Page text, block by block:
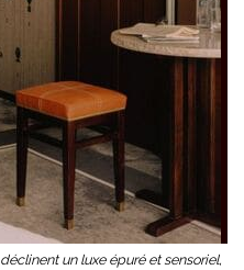
un luxe épuré et sensoriel,